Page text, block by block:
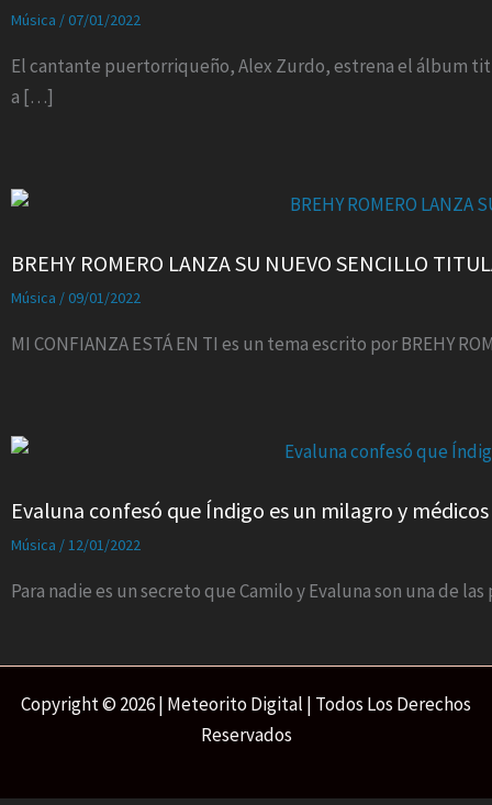
Música / 07/01/2022
El cantante puertorriqueño, Alex Zurdo, estrena el álbum
a […]
BREHY ROMERO LANZA SU NUEVO SENCILLO
Música / 09/01/2022
MI CONFIANZA ESTÁ EN TI es un tema escrito por BREHY
Evaluna confesó que Índigo es un milagro y
Música / 12/01/2022
Para nadie es un secreto que Camilo y Evaluna son una de
Copyright © 2026 | Meteorito Digital | Todos Los Derechos
Reservados